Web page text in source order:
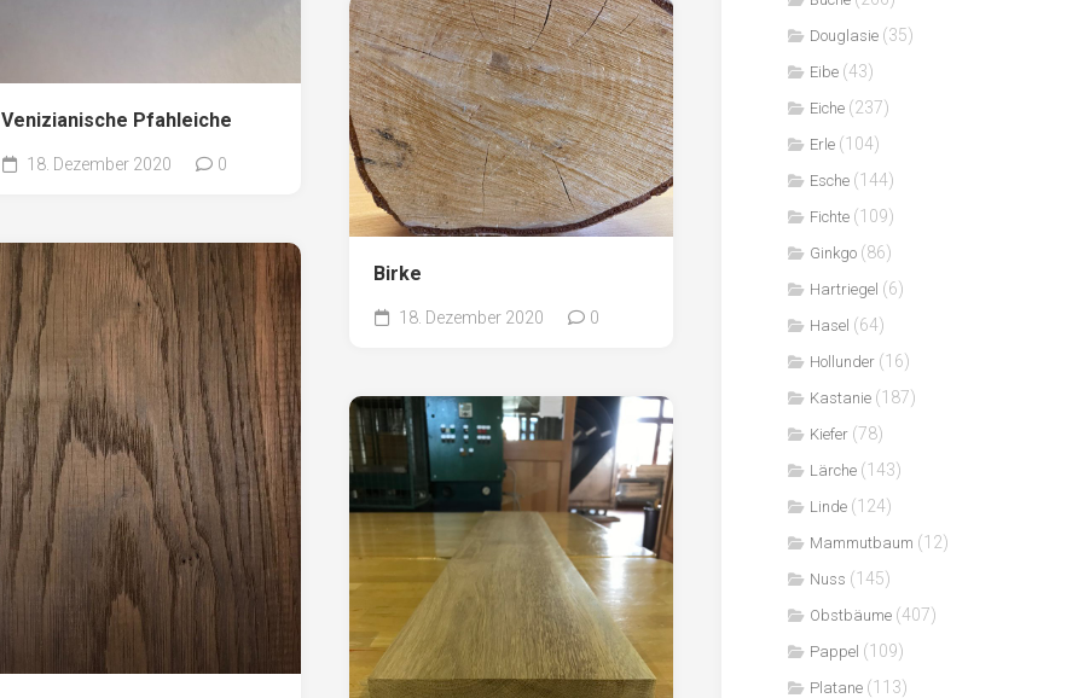
Robinie
Tanne
Tulpenbaum
Vogelbeere
Weide
Weißdorn
Zirbe
Andere
Venizianische Pfahleiche
18. Dezember 2020 0
Birke
18. Dezember 2020 0
Douglasie (35)
Eibe (43)
Eiche (237)
Erle (104)
Esche (144)
Fichte (109)
Ginkgo (86)
Hartriegel (6)
Hasel (64)
Hollunder (16)
Kastanie (187)
Kiefer (78)
Lärche (143)
Linde (124)
Mammutbaum (12)
Nuss (145)
Obstbäume (407)
Pappel (109)
Platane (113)